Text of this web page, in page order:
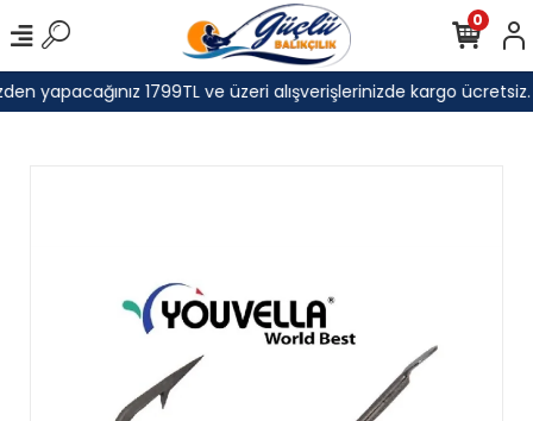
yapacağınız 1799TL ve üzeri alışverişlerinizde kargo ücretsiz.
0